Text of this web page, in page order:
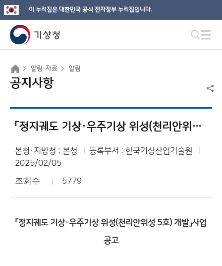
이 누리집은 대한민국 공식 전자정부 누리집입니다.
알림·자료 알림
공지사항
「정지궤도 기상·우주기상 위성(천리안위성 5호) 개발」 사업 공고
본청·지방청 : 본청
등록부서 : 한국기상산업기술원
2025/02/05
조회수 5779
「정지궤도 기상·우주기상 위성(천리안위성 5호) 개발」사업
공고